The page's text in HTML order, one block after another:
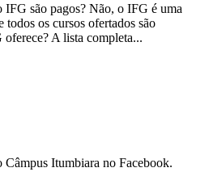
são pagos? Não, o IFG é uma
os cursos ofertados são
A lista completa...
Itumbiara no Facebook.